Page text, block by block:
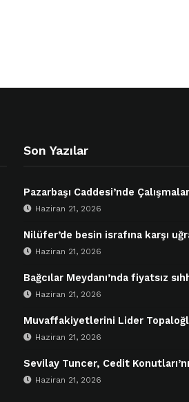
Son Yazılar
Pazarbaşı Caddesi’nde
Haziran 21, 2026
Nilüfer’de besin israfına karşı
Haziran 21, 2026
Bağcılar Meydanı’nda fiyatsız
Haziran 21, 2026
Muvaffakiyetlerini Lider
Haziran 21, 2026
Sevilay Tuncer, Cedit
Haziran 21, 2026